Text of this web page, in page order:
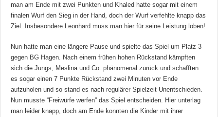
man am Ende mit zwei Punkten und Khaled hatte sogar mit einem
finalen Wurf den Sieg in der Hand, doch der Wurf verfehlte knapp das
Ziel. Insbesondere Leonhard muss man hier für seine Leistung loben!
Nun hatte man eine längere Pause und spielte das Spiel um Platz 3
gegen BG Hagen. Nach einem frühen hohen Rückstand kämpften
sich die Jungs, Meslina und Co. phänomenal zurück und schafften
es sogar einen 7 Punkte Rückstand zwei Minuten vor Ende
aufzuholen und so stand es nach regulärer Spielzeit Unentschieden.
Nun musste “Freiwürfe werfen” das Spiel entscheiden. Hier unterlag
man leider knapp, doch am Ende konnten die Kinder mit ihrer